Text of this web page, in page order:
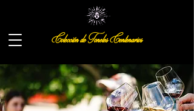
Colección de Toneles Centenarios